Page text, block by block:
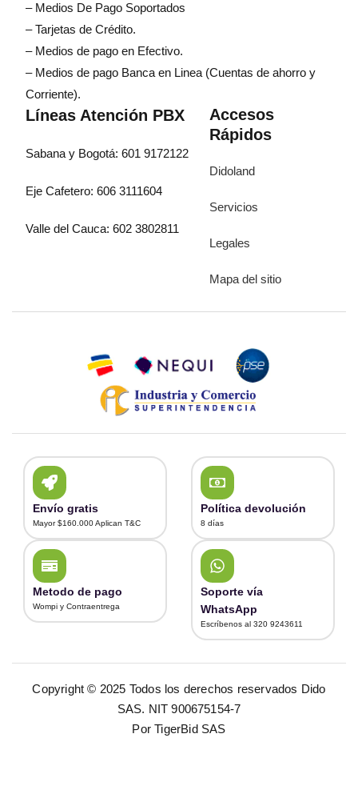
– Medios De Pago Soportados
– Tarjetas de Crédito.
– Medios de pago en Efectivo.
– Medios de pago Banca en Linea (Cuentas de ahorro y
Corriente).
Líneas Atención PBX
Sabana y Bogotá: 601 9172122
Eje Cafetero: 606 3111604
Valle del Cauca: 602 3802811
Accesos
Rápidos
Didoland
Servicios
Legales
Mapa del sitio
Envío gratis
Mayor $160.000 Aplican T&C
Política devolución
8 días
Metodo de pago
Wompi y Contraentrega
Soporte vía
WhatsApp
Escríbenos al 320 9243611
Copyright © 2025 Todos los derechos reservados Dido
SAS. NIT 900675154-7
Por TigerBid SAS